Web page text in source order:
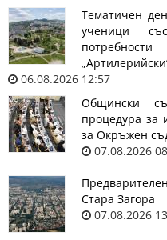
Тематичен
ученици
06.08.2026 12:57
Общински
процедура за
за Окръжен
07.08.2026
Стара Загора
07.08.2026